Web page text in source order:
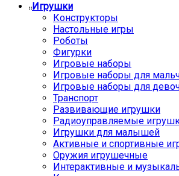
Игрушки
Конструкторы
Настольные игры
Роботы
Фигурки
Игровые наборы
Игровые наборы для
Игровые наборы для
Транспорт
Развивающие игрушки
Радиоуправляемые
Игрушки для малышей
Активные и спортивные
Оружия игрушечные
Интерактивные и